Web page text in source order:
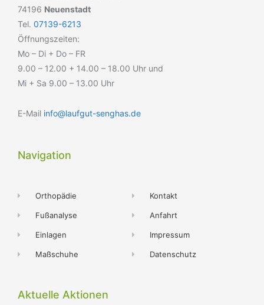
74196 Neuenstadt
Tel. 07139-6213
Öffnungszeiten:
Mo – Di + Do – FR
9.00 – 12.00 + 14.00 – 18.00 Uhr und
Mi + Sa 9.00 – 13.00 Uhr
E-Mail info@laufgut-senghas.de
Navigation
Orthopädie
Fußanalyse
Einlagen
Maßschuhe
Kontakt
Anfahrt
Impressum
Datenschutz
Aktuelle Aktionen